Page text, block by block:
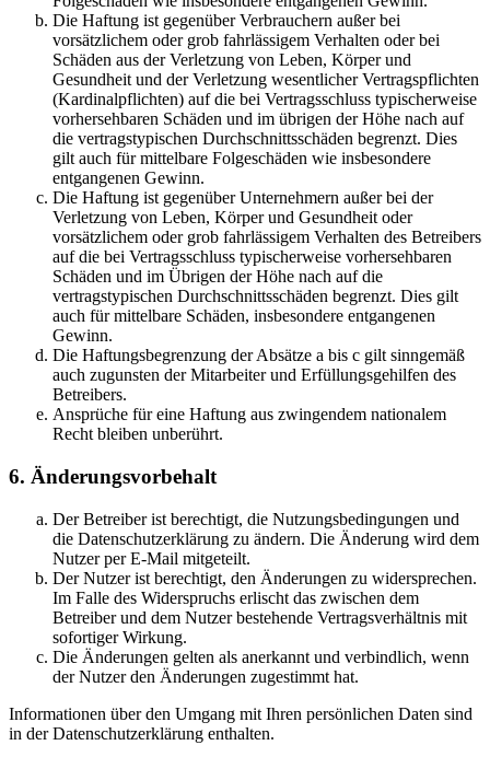
Die Haftung ist gegenüber Verbrauchern außer bei
vorsätzlichem oder grob fahrlässigem Verhalten oder bei
Schäden aus der Verletzung von Leben, Körper und
Gesundheit und der Verletzung wesentlicher Vertragspflichten
(Kardinalpflichten) auf die bei Vertragsschluss typischerweise
vorhersehbaren Schäden und im übrigen der Höhe nach auf
die vertragstypischen Durchschnittsschäden begrenzt. Dies
gilt auch für mittelbare Folgeschäden wie insbesondere
entgangenen Gewinn.
Die Haftung ist gegenüber Unternehmern außer bei der
Verletzung von Leben, Körper und Gesundheit oder
vorsätzlichem oder grob fahrlässigem Verhalten des Betreibers
auf die bei Vertragsschluss typischerweise vorhersehbaren
Schäden und im Übrigen der Höhe nach auf die
vertragstypischen Durchschnittsschäden begrenzt. Dies gilt
auch für mittelbare Schäden, insbesondere entgangenen
Gewinn.
Die Haftungsbegrenzung der Absätze a bis c gilt sinngemäß
auch zugunsten der Mitarbeiter und Erfüllungsgehilfen des
Betreibers.
Ansprüche für eine Haftung aus zwingendem nationalem
Recht bleiben unberührt.
6. Änderungsvorbehalt
Der Betreiber ist berechtigt, die Nutzungsbedingungen und
die Datenschutzerklärung zu ändern. Die Änderung wird dem
Nutzer per E-Mail mitgeteilt.
Der Nutzer ist berechtigt, den Änderungen zu widersprechen.
Im Falle des Widerspruchs erlischt das zwischen dem
Betreiber und dem Nutzer bestehende Vertragsverhältnis mit
sofortiger Wirkung.
Die Änderungen gelten als anerkannt und verbindlich, wenn
der Nutzer den Änderungen zugestimmt hat.
Informationen über den Umgang mit Ihren persönlichen Daten sind
in der Datenschutzerklärung enthalten.